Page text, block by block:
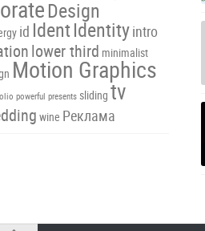
Design
id IdentIdentityintro
lower third minimalist
Motion Graphics
powerful presents sliding tv
wine Реклама